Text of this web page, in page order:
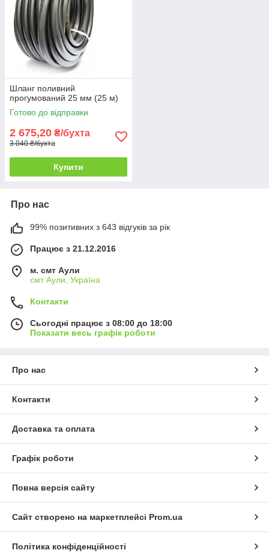
Шланг поливний
прогумований 25 мм (25 м)
Готово до відправки
2 675,20 ₴/бухта
3 040 ₴/бухта
Купити
Про нас
99% позитивних з 643 відгуків за рік
Працює з 21.12.2016
м. смт Аули
смт Аули, Україна
Контакти
Сьогодні працює з 08:00 до 18:00
Показати весь графік роботи
Про нас
Контакти
Доставка та оплата
Графік роботи
Повна версія сайту
Сайт створено на маркетплейсі Prom.ua
Політика конфіденційності